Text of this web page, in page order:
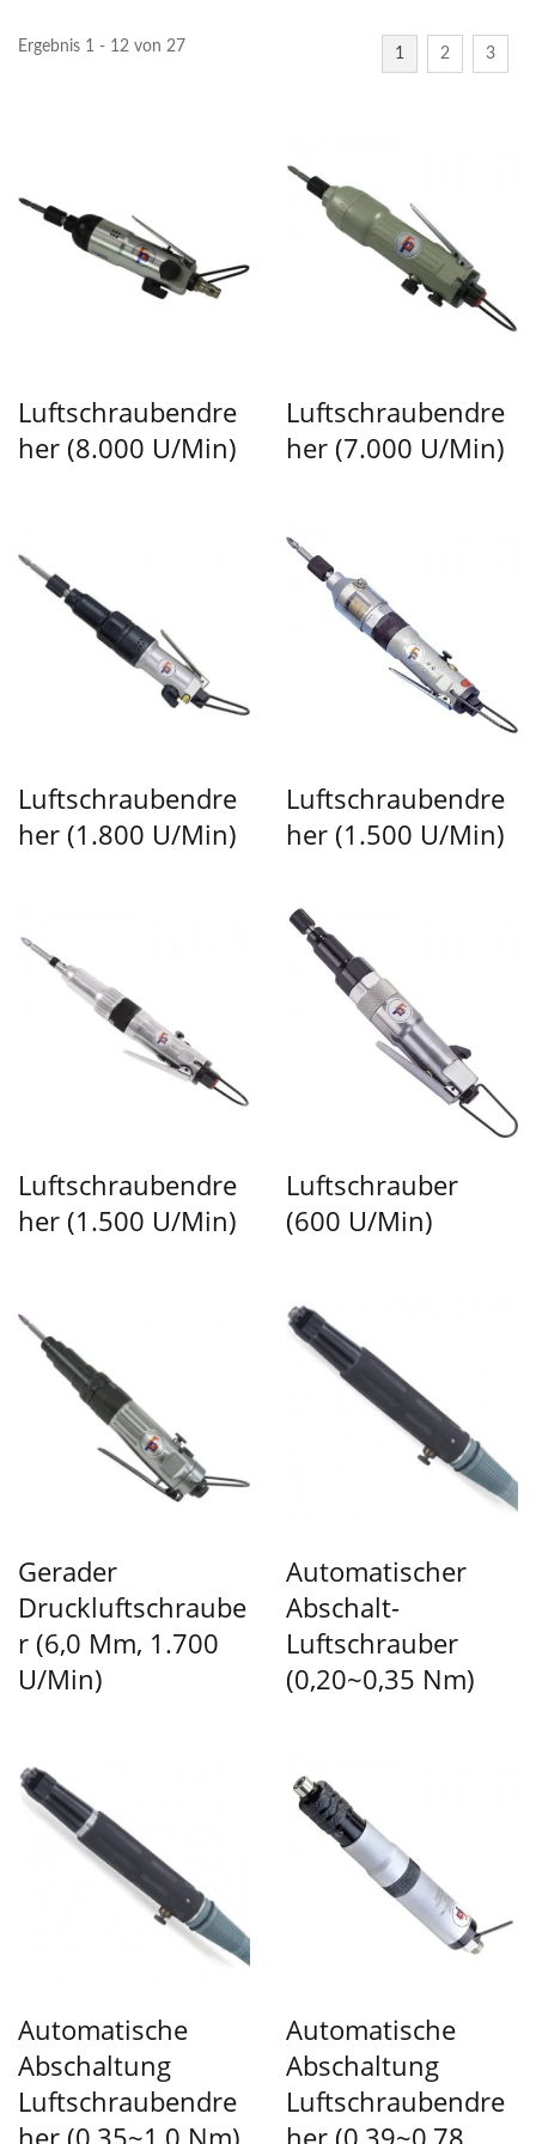
Ergebnis 1 - 12 von 27 1 2 3
Luftschraubendre
Her (8.000 U/min)
Luftschraubendre
Her (7.000 U/min)
Luftschraubendre
Her (1.800 U/min)
Luftschraubendre
Her (1.500 U/min)
Luftschraubendre
Her (1.500 U/min)
Luftschrauber
(600 U/min)
Gerader
Druckluftschraube
R (6,0 Mm, 1.700
U/min)
Automatischer
Abschalt-
Luftschrauber
(0,20~0,35 Nm)
Automatische
Abschaltung
Luftschraubendre
Her (0,35~1,0 Nm)
Automatische
Abschaltung
Luftschraubendre
Her (0,39~0,78